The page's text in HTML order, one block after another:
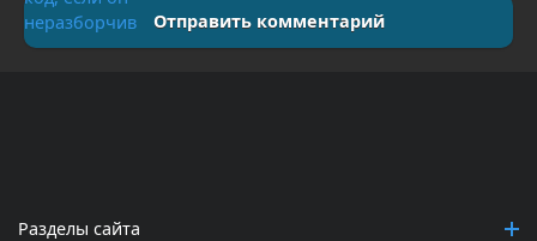
Отправить комментарий
Разделы сайта